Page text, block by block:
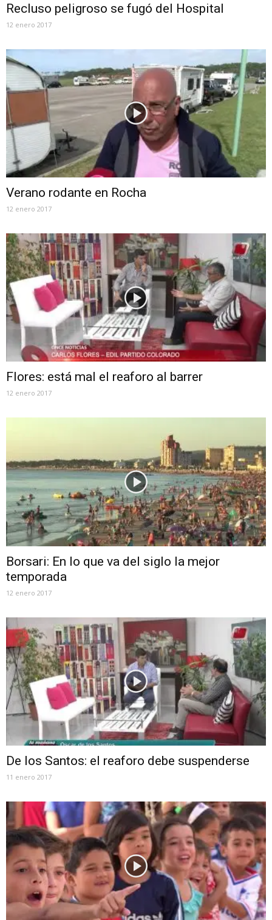
Recluso peligroso se fugó del Hospital
12 enero 2017
Verano rodante en Rocha
12 enero 2017
Flores: está mal el reaforo al barrer
12 enero 2017
Borsari: En lo que va del siglo la mejor
temporada
12 enero 2017
De los Santos: el reaforo debe suspenderse
11 enero 2017